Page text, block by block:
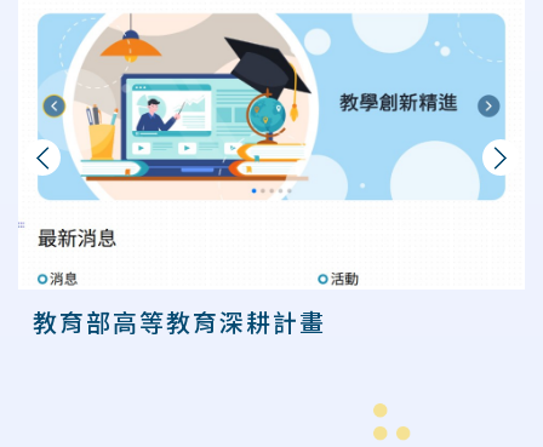
上一則
教育部高等教育深耕計畫
下一則